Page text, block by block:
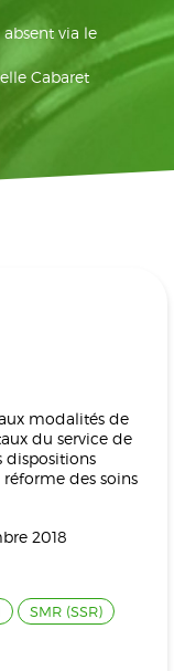
via le
Cabaret
modalités de
du service de
dispositions
des soins
2018
SMR (SSR)